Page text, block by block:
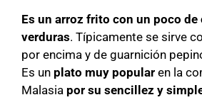
Es un arroz frito con un poco de
verduras. Típicamente se sirve
por encima y de guarnición
Es un plato muy popular en la
Malasia por su sencillez y